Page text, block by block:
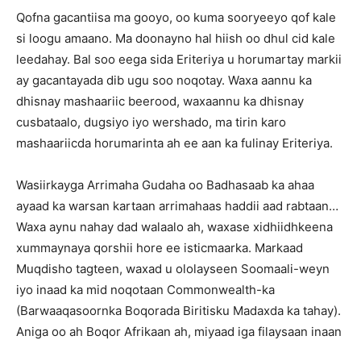
Qofna gacantiisa ma gooyo, oo kuma sooryeeyo qof kale
si loogu amaano. Ma doonayno hal hiish oo dhul cid kale
leedahay. Bal soo eega sida Eriteriya u horumartay markii
ay gacantayada dib ugu soo noqotay. Waxa aannu ka
dhisnay mashaariic beerood, waxaannu ka dhisnay
cusbataalo, dugsiyo iyo wershado, ma tirin karo
mashaariicda horumarinta ah ee aan ka fulinay Eriteriya.
Wasiirkayga Arrimaha Gudaha oo Badhasaab ka ahaa
ayaad ka warsan kartaan arrimahaas haddii aad rabtaan…
Waxa aynu nahay dad walaalo ah, waxase xidhiidhkeena
xummaynaya qorshii hore ee isticmaarka. Markaad
Muqdisho tagteen, waxad u ololayseen Soomaali-weyn
iyo inaad ka mid noqotaan Commonwealth-ka
(Barwaaqasoornka Boqorada Biritisku Madaxda ka tahay).
Aniga oo ah Boqor Afrikaan ah, miyaad iga filaysaan inaan